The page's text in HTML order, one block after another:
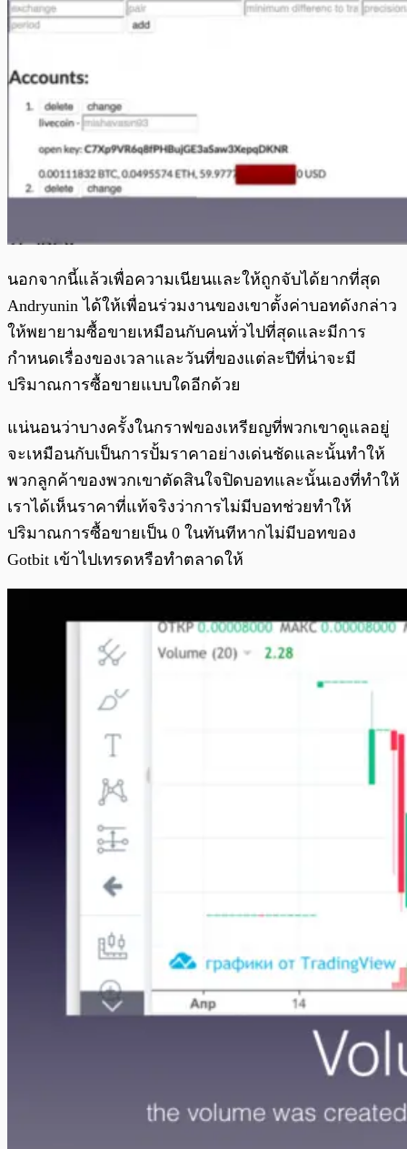
นอกจากนี้แล้วเพื่อความเนียนและให้ถูกจับได้ยากที่สุด
Andryunin ได้ให้เพื่อนร่วมงานของเขาตั้งค่าบอทดังกล่าว
ให้พยายามซื้อขายเหมือนกับคนทั่วไปที่สุดและมีการ
กำหนดเรื่องของเวลาและวันที่ของแต่ละปีที่น่าจะมี
ปริมาณการซื้อขายแบบใดอีกด้วย
แน่นอนว่าบางครั้งในกราฟของเหรียญที่พวกเขาดูแลอยู่
จะเหมือนกับเป็นการปั้มราคาอย่างเด่นชัดและนั้นทำให้
พวกลูกค้าของพวกเขาตัดสินใจปิดบอทและนั้นเองที่ทำให้
เราได้เห็นราคาที่แท้จริงว่าการไม่มีบอทช่วยทำให้
ปริมาณการซื้อขายเป็น 0 ในทันทีหากไม่มีบอทของ
Gotbit เข้าไปเทรดหรือทำตลาดให้